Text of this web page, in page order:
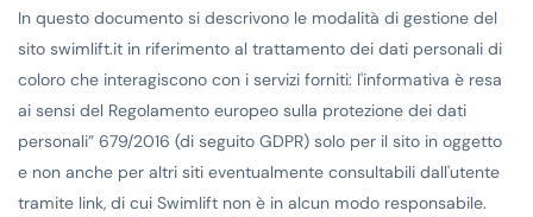
In questo documento si descrivono le modalità di gestione del
sito swimlift.it in riferimento al trattamento dei dati personali di
coloro che interagiscono con i servizi forniti: l'informativa è resa
ai sensi del Regolamento europeo sulla protezione dei dati
personali” 679/2016 (di seguito GDPR) solo per il sito in oggetto
e non anche per altri siti eventualmente consultabili dall'utente
tramite link, di cui Swimlift non è in alcun modo responsabile.